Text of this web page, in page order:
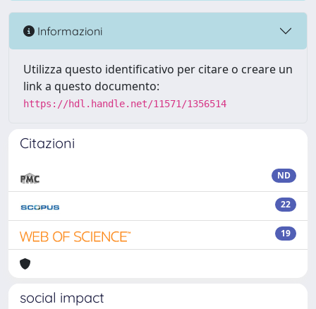
Informazioni
Utilizza questo identificativo per citare o creare un
link a questo documento:
https://hdl.handle.net/11571/1356514
Citazioni
ND
22
19
social impact